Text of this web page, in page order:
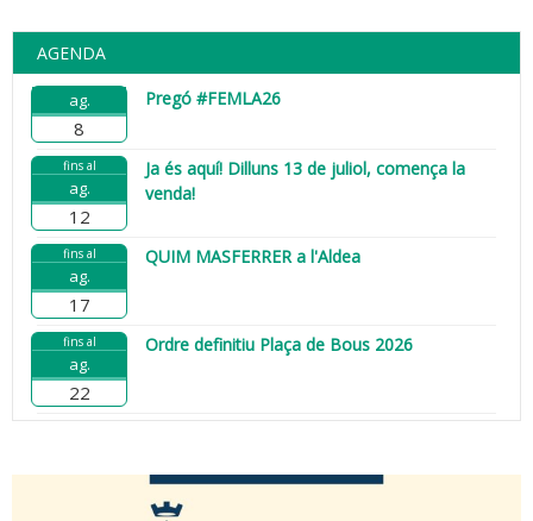
AGENDA
ag.
8
Pregó #FEMLA26
fins al
ag.
12
Ja és aquí! Dilluns 13 de juliol, comença la
venda!
fins al
ag.
17
QUIM MASFERRER a l'Aldea
fins al
ag.
22
Ordre definitiu Plaça de Bous 2026